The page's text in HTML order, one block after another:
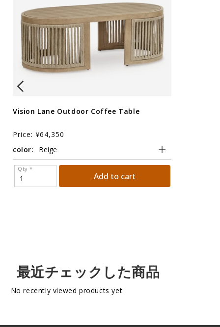
Vision Lane Outdoor Coffee Table
Price: ¥64,350
color:
Qty *
Add to cart
最近チェックした商品
No recently viewed products yet.